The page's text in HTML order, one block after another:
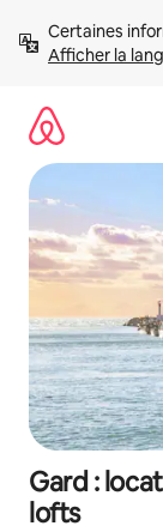
directement
Afficher la
Gard :
lofts